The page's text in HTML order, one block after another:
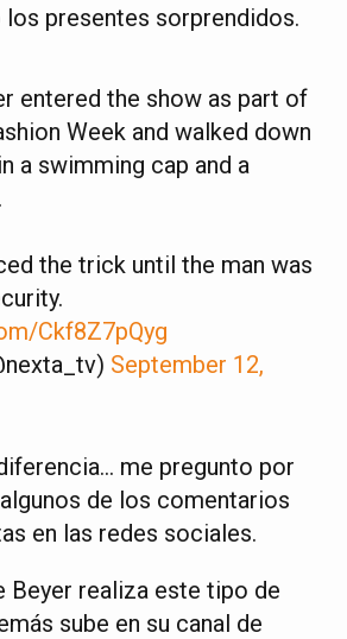
presentes sorprendidos.
entered the show as part of
Week and walked down
a swimming cap and a
the trick until the man was
Ckf8Z7pQyg
September 12,
me pregunto por
de los comentarios
en las redes sociales.
Beyer realiza este tipo de
sube en su canal de